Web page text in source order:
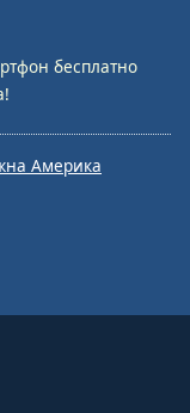
бесплатно
Америка